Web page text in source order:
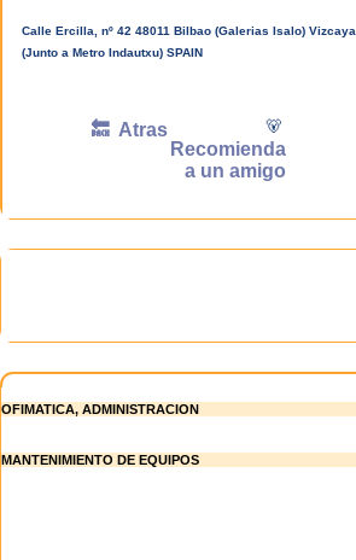
Calle Ercilla, nº 42 48011 Bilbao (Galerias Isalo) Vizcaya
(Junto a Metro Indautxu) SPAIN
🔙 Atras 🐻
Recomienda
a un amigo
OFIMATICA, ADMINISTRACION
MANTENIMIENTO DE EQUIPOS